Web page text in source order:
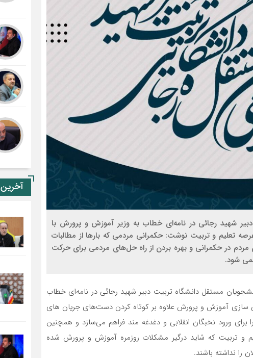
شهید رجائی در نامه‌ای خطاب به وزیر آموزش و پرورش با
تعلیم و تربیت نوشت: حکمرانی مردمی که بارها از مطالبات
در حکمرانی و بهره بردن از راه حل‌های مردمی برای حرکت
شود.
مستقل دانشگاه تربیت دبیر شهید رجائی در نامه‌ای خطاب
سازی آموزش و پرورش علاوه بر کوتاه کردن دست‌های جریان های
ورود نخبگان انقلابی و دغدغه مند فراهم می‌سازد و همچنین
و تربیت که شاید درگیر مشکلات روزمره آموزش و پرورش شده
را نداشته باشند.